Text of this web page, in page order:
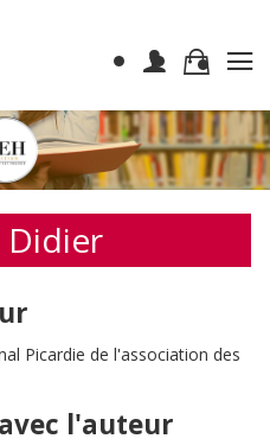
Didier
Picardie de l'association des
l'auteur